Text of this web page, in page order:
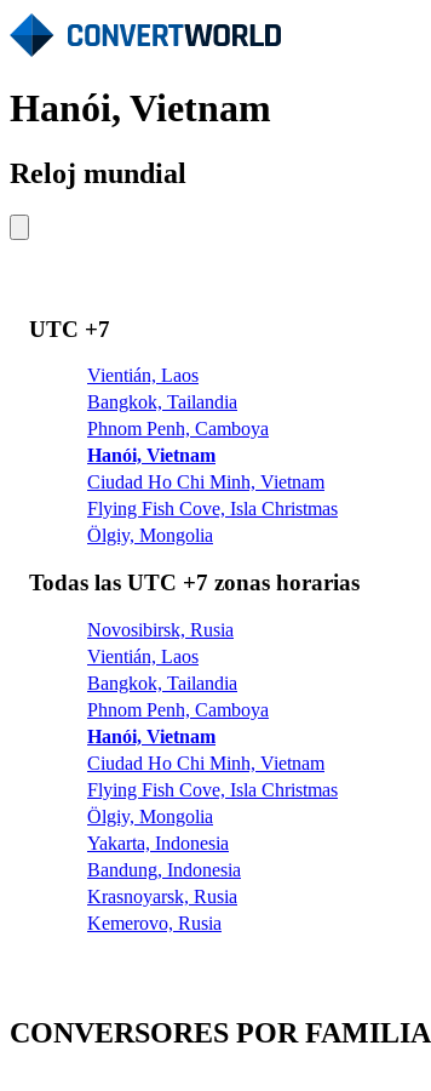
Hanói, Vietnam
Reloj mundial
UTC +7
Vientián, Laos
Bangkok, Tailandia
Phnom Penh, Camboya
Hanói, Vietnam
Ciudad Ho Chi Minh, Vietnam
Flying Fish Cove, Isla Christmas
Ölgiy, Mongolia
Todas las UTC +7 zonas horarias
Novosibirsk, Rusia
Vientián, Laos
Bangkok, Tailandia
Phnom Penh, Camboya
Hanói, Vietnam
Ciudad Ho Chi Minh, Vietnam
Flying Fish Cove, Isla Christmas
Ölgiy, Mongolia
Yakarta, Indonesia
Bandung, Indonesia
Krasnoyarsk, Rusia
Kemerovo, Rusia
CONVERSORES POR FAMILIA